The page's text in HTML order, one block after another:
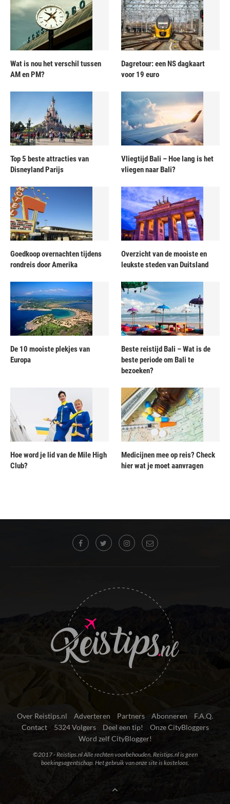
Wat is nou het verschil tussen
AM en PM?
Dagretour: een NS dagkaart
voor 19 euro
Top 5 beste attracties van
Disneyland Parijs
Vliegtijd Bali – Hoe lang is het
vliegen naar Bali?
Goedkoop overnachten tijdens
rondreis door Amerika
Overzicht van de mooiste en
leukste steden van Duitsland
De 10 mooiste plekjes van
Europa
Beste reistijd Bali – Wat is de
beste periode om Bali te
bezoeken?
Hoe word je lid van de Mile High
Club?
Medicijnen mee op reis? Check
hier wat je moet aanvragen
Over Reistips.nl Adverteren Partners Abonneren
F.A.Q.
Contact
5324 Volgers Deel een tip!
Onze CityBloggers
Word zelf CityBlogger!
©2017 - Reistips.nl Alle rechten voorbehouden. Reistips.nl is geen
boekingsagentschap. Het gebruik van onze site is kosteloos.